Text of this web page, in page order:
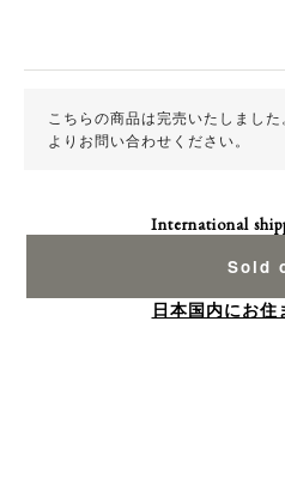
こちらの商品は完売いたしまし
よりお問い合わせください。
International
Sold
日本国内にお住